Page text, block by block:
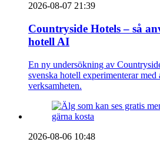
2026-08-07 21:39
Countryside Hotels – så
hotell AI
En ny undersökning av
svenska hotell experimenterar
verksamheten.
2026-08-06 10:48